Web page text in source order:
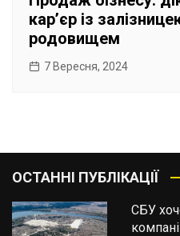
карʼєр із
родовищем
7 Вересня, 2024
ОСТАННІ ПУБЛІКАЦІЇ
СБУ